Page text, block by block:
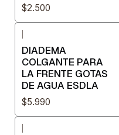
$2.500
DIADEMA
COLGANTE PARA
LA FRENTE GOTAS
DE AGUA ESDLA
$5.990